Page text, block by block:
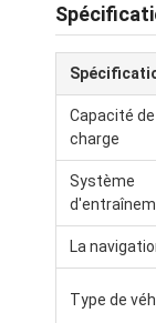
Tous les cas
Blogs
Causez
Véhicule à
Capacité de
charge
Système
La
Type de